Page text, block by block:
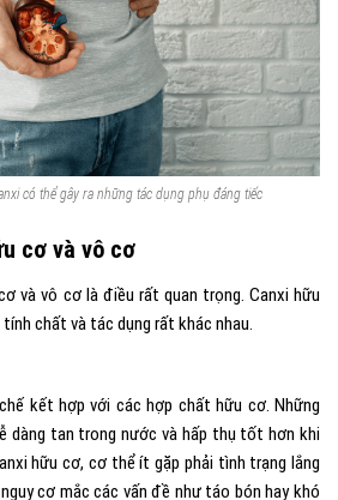
có thể gây ra những tác dụng phụ đáng tiếc
cơ và vô cơ
và vô cơ là điều rất quan trọng. Canxi hữu
chất và tác dụng rất khác nhau.
kết hợp với các hợp chất hữu cơ. Những
dàng tan trong nước và hấp thụ tốt hơn khi
hữu cơ, cơ thể ít gặp phải tình trạng lắng
cơ mắc các vấn đề như táo bón hay khó